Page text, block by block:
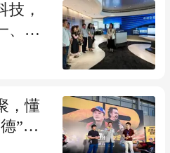
技，
、四
，懂
”玩